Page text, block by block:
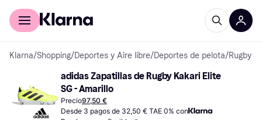
Comprar con Klarna
Klarna/Shopping/Deportes y Aire libre/Deportes de pelota/Rugby
adidas Zapatillas de Rugby Kakari Elite
SG - Amarillo
Precio97,50 €
Desde 3 pagos de 32,50 € TAE 0% con